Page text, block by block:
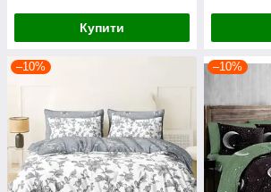
Купити
–10% –10%